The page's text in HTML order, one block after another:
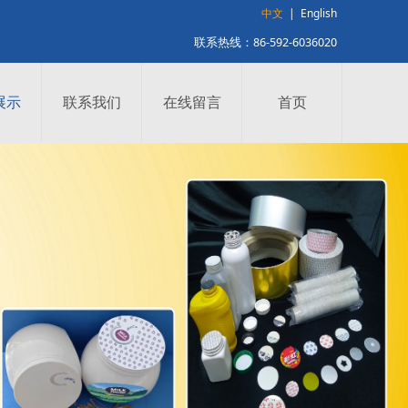
中文 | English
联系热线：86-592-6036020
示 联系我们 在线留言 首页